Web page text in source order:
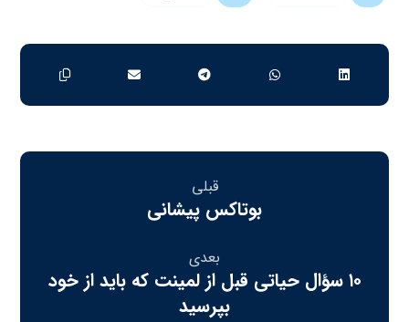
قبلی
بوتاکس پیشانی
بعدی
۱۰ سؤال حیاتی قبل از لمینت که باید از خود
بپرسید